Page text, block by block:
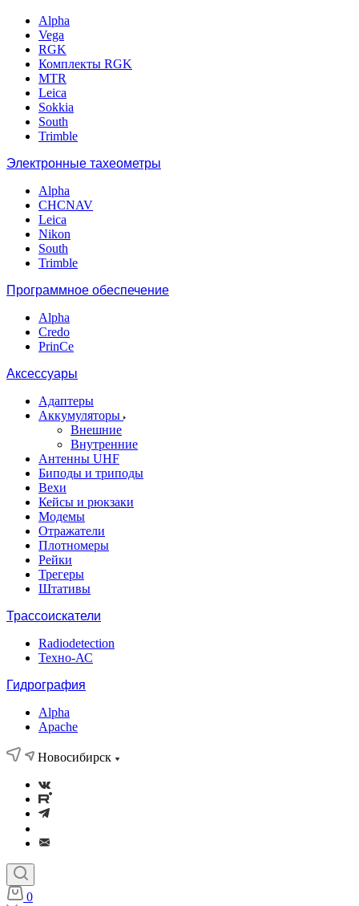
Alpha
Vega
RGK
Комплекты RGK
MTR
Leica
Sokkia
South
Trimble
Электронные тахеометры
Alpha
CHCNAV
Leica
Nikon
South
Trimble
Программное обеспечение
Alpha
Credo
PrinCe
Аксессуары
Адаптеры
Аккумуляторы
Внешние
Внутренние
Антенны UHF
Биподы и триподы
Вехи
Кейсы и рюкзаки
Модемы
Отражатели
Плотномеры
Рейки
Трегеры
Штативы
Трассоискатели
Radiodetection
Техно-АС
Гидрография
Alpha
Apache
Новосибирск
0